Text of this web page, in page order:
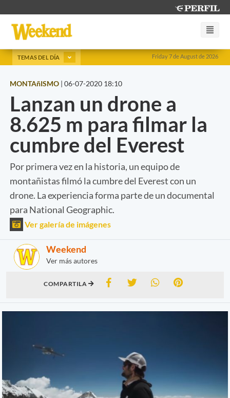
Friday 7 de August de 2026
TEMAS DEL DÍA
MONTAñISMO | 06-07-2020 18:10
Lanzan un drone a
8.625 m para filmar la
cumbre del Everest
Por primera vez en la historia, un equipo de
montañistas filmó la cumbre del Everest con un
drone. La experiencia forma parte de un documental
para National Geographic.
Ver galería de imágenes
Weekend
Ver más autores
COMPARTILA